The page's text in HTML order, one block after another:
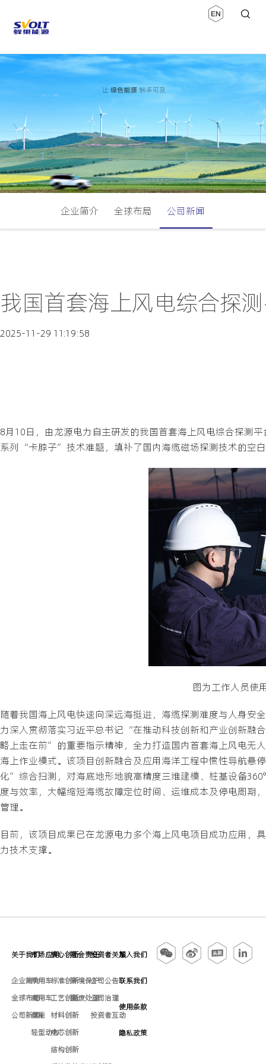
企业简介 全球布局 公司新闻
我国首套海上风电综合探
2025-11-29 11:19:58
8月10日，由龙源电力自主研发的我国首套海上风电综合探测
系列“卡脖子”技术难题，填补了国内海缆磁场探测技术的空
图为工作人员使
随着我国海上风电快速向深远海挺进，海缆探测难度与人身安
力深入贯彻落实习近平总书记“在推动科技创新和产业创新融
略上走在前”的重要指示精神，全力打造国内首套海上风电
海上作业模式。该项目创新融合及应用海洋工程中惯性导航
化”综合扫测，对海底地形地貌高精度三维建模、桩基设备
度与效率，大幅缩短海缆故障定位时间、运维成本及停电周期
管理。
目前，该项目成果已在龙源电力多个海上风电项目成功应用，
力技术支撑。
关于我们
企业简介
全球布局
公司新闻
市场应用
乘用车
商用车
储能
轻型动力
核心创新
标准创新
工艺创新
材料创新
电芯创新
结构创新
社会责任
环境保护
固废处理
投资者关系
公司公告
公司治理
投资者互动
加入我们
联系我们
使用条款
隐私政策